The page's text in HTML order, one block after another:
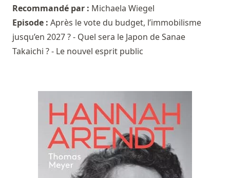
Recommandé par : Michaela Wiegel
Episode : Après le vote du budget, l’immobilisme
jusqu’en 2027 ? - Quel sera le Japon de Sanae
Takaichi ? - Le nouvel esprit public